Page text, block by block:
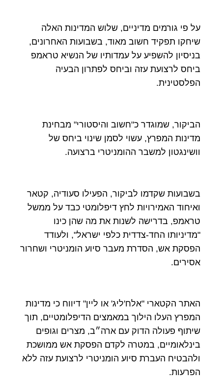
על פי גורמים מדיניים, שלוש המדינות האלה
שיחקו תפקיד חשוב מאוד, בשבועות האחרונים,
בניסיון להשפיע על עמדותיו של הנשיא טראמפ
ביחס לרצועת עזה וביחס לפתרון הבעיה
הפלסטינית.
הביקור, שמוגדר כ"חשוב והיסטורי" מבחינת
מדינות המפרץ, עשוי לסמן שינוי ביחס של
וושינגטון למשבר ההומניטרי ברצועה.
בשבועות שקדמו לביקור, הפעילו סעודיה, קטאר
ואיחוד האמירויות לחץ דיפלומטי כבד על ממשל
טראמפ, בדרישה לשנות את מה שהן כינו
"מדיניותו החד-צדדית כלפי ישראל", ולעודד
הפסקת אש, הסדרת מעבר סיוע הומניטרי ושחרור
אסירים.
האתר הקטארי "אלח'ליג' או ליין" דיווח כי מדינות
המפרץ העלו הילוך במאמצים הדיפלומטיים, תוך
שיתוף פעולה הדוק עם ארה״ב, מצרים וגופים
בינלאומיים, במטרה לקדם הפסקת אש ממושכת
ולהבטיח העברת סיוע הומניטרי לרצועת עזה ללא
הפרעות.